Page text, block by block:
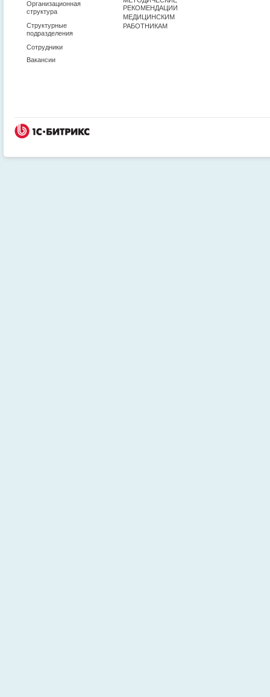
Организационная
структура
Структурные
подразделения
Сотрудники
Вакансии
РЕКОМЕНДАЦИИ
МЕДИЦИНСКИМ
РАБОТНИКАМ